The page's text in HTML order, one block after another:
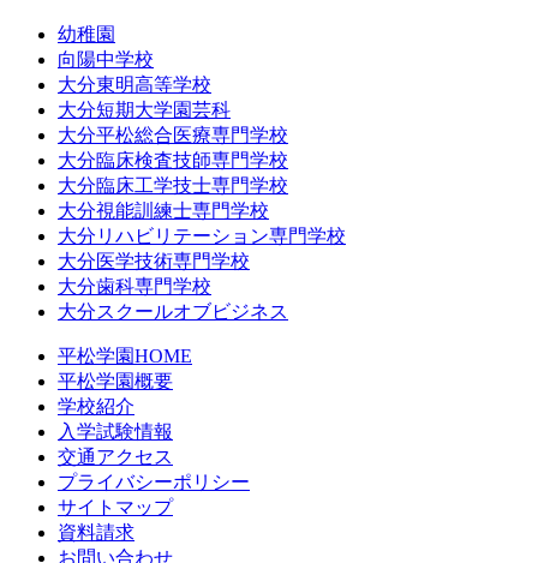
幼稚園
向陽中学校
大分東明高等学校
大分短期大学園芸科
大分平松総合医療専門学校
大分臨床検査技師専門学校
大分臨床工学技士専門学校
大分視能訓練士専門学校
大分リハビリテーション専門学校
大分医学技術専門学校
大分歯科専門学校
大分スクールオブビジネス
平松学園HOME
平松学園概要
学校紹介
入学試験情報
交通アクセス
プライバシーポリシー
サイトマップ
資料請求
お問い合わせ